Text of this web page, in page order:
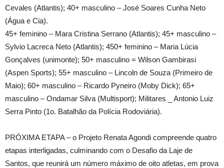
Cevales (Atlantis); 40+ masculino – José Soares Cunha Neto
(Água e Cia).
45+ feminino – Mara Cristina Serrano (Atlantis); 45+ masculino –
Sylvio Lacreca Neto (Atlantis); 450+ feminino – Maria Lúcia
Gonçalves (unimonte); 50+ masculino = Wilson Gambirasi
(Aspen Sports); 55+ masculino – Lincoln de Souza (Primeiro de
Maio); 60+ masculino – Ricardo Pyneiro (Moby Dick); 65+
masculino – Ondamar Silva (Multisport); Militares _ Antonio Luiz
Serra Pinto (1o. Batalhão da Polícia Rodoviária).
PRÓXIMA ETAPA – o Projeto Renata Agondi compreende quatro
etapas interligadas, culminando com o Desafio da Laje de
Santos, que reunirá um número máximo de oito atletas, em prova